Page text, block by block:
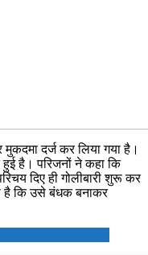
मुकदमा दर्ज कर लिया गया है।
हुई है। परिजनों ने कहा कि
दिए ही गोलीबारी शुरू कर
है कि उसे बंधक बनाकर